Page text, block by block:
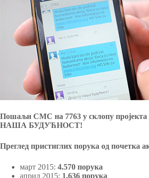
Пошаљи СМС на 7763 у склопу
НАША БУДУЋНОСТ!
Преглед пристиглих порука од почетка
март 2015: 4.570 порука
април 2015: 1.636 порука